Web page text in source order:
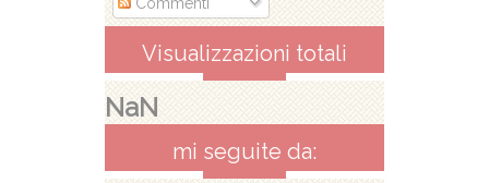
Commenti
Visualizzazioni totali
NaN
mi seguite da: